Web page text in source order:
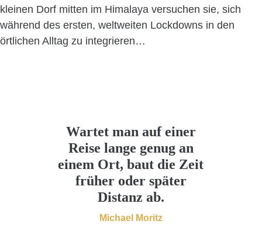
kleinen Dorf mitten im Himalaya versuchen sie, sich
während des ersten, weltweiten Lockdowns in den
örtlichen Alltag zu integrieren…
Wartet man auf einer
Reise lange genug an
einem Ort, baut die Zeit
früher oder später
Distanz ab.
Michael Moritz